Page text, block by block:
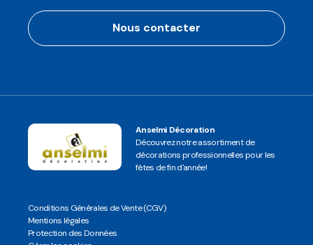
Nous contacter
Anselmi Décoration
Découvrez notre assortiment de
décorations professionnelles pour les
fêtes de fin d'année!
Conditions Générales de Vente (CGV)
Mentions légales
Protection des Données